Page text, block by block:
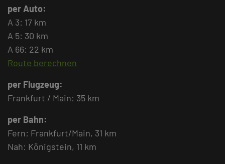
per Auto:
A 3: 17 km
A 5: 30 km
A 66: 22 km
Route berechnen
per Flugzeug:
Frankfurt / Main: 35 km
per Bahn:
Fern: Frankfurt/Main, 31 km
Nah: Königstein, 11 km